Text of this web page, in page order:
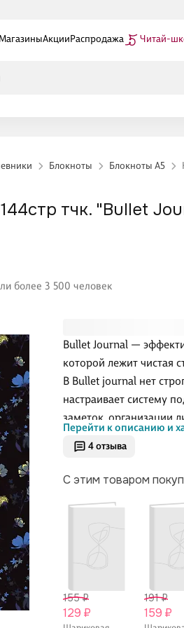
МагазиныАкцииРаспродажа Читай-
Блокноты Блокноты А5
4 отзыва
Bullet Journal —
которой лежит чистая
В Bullet journal нет
настраивает систему
заметок, организации
майнд-карт.
Bullet Journal – это
Перейти к описанию и
С этим товаром
155 ₽
129 ₽
191 ₽
159 ₽
тчк. "Bullet
более 3 500 человек